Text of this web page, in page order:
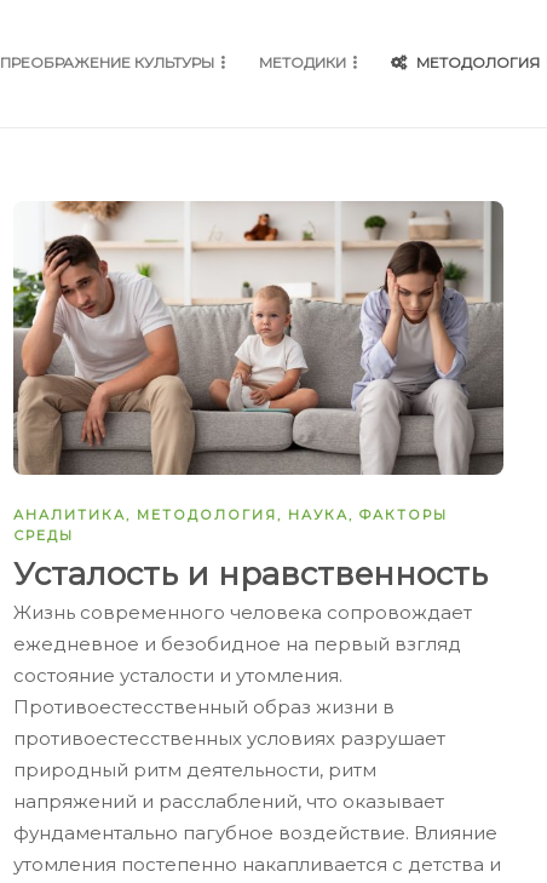
ПРЕОБРАЖЕНИЕ КУЛЬТУРЫ МЕТОДИКИ МЕТОДОЛОГИЯ
АНАЛИТИКА, МЕТОДОЛОГИЯ, НАУКА, ФАКТОРЫ
СРЕДЫ
Усталость и нравственность
Жизнь современного человека сопровождает
ежедневное и безобидное на первый взгляд
состояние усталости и утомления.
Противоестесственный образ жизни в
противоестесственных условиях разрушает
природный ритм деятельности, ритм
напряжений и расслаблений, что оказывает
фундаментально пагубное воздействие. Влияние
утомления постепенно накапливается с детства и